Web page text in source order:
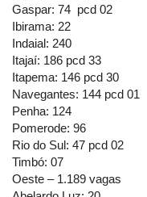
Gaspar: 74 pcd 02
Ibirama: 22
Indaial: 240
Itajaí: 186 pcd 33
Itapema: 146 pcd 30
Navegantes: 144 pcd 01
Penha: 124
Pomerode: 96
Rio do Sul: 47 pcd 02
Timbó: 07
Oeste – 1.189 vagas